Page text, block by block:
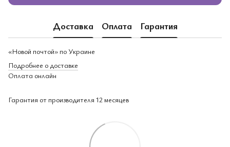
Доставка Оплата Гарантия
«Новой почтой» по Украине
Подробнее о доставке
Оплата онлайн
Гарантия от производителя 12 месяцев